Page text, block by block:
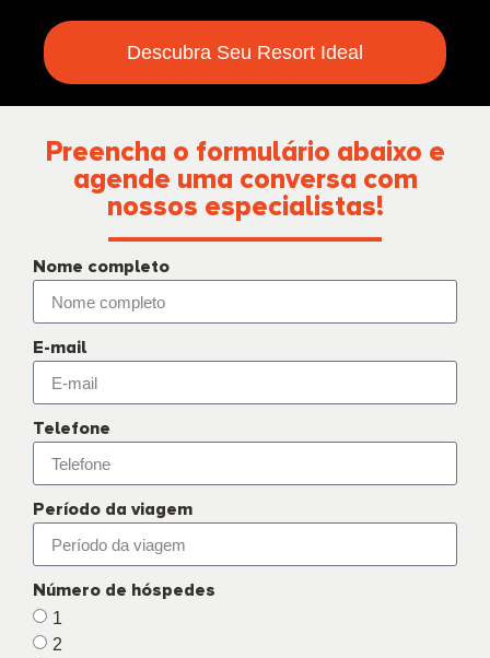
Descubra Seu Resort Ideal
Preencha o formulário abaixo e
agende uma conversa com
nossos especialistas!
Nome completo
E-mail
Telefone
Período da viagem
Número de hóspedes
1
2